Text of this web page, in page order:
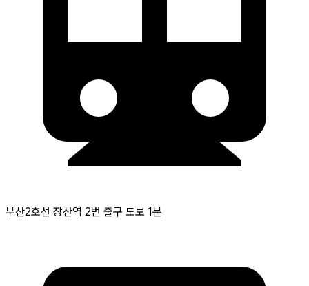
부산2호선 장산역 2번 출구 도보 1분